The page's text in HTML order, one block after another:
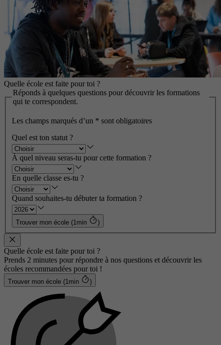
Quelle école est faite pour toi ?
Réponds à quelques questions pour découvrir les formations
qui te correspondent.
Les champs marqués d’un * sont obligatoires
Quel est ton statut ?
À quel niveau seras-tu pour cette formation ?
En quelle classe es-tu ?
Quand souhaites-tu débuter ta formation ?
Trouver mon école (1min )
Quelle école est faite pour toi ?
Prends 2 minutes pour répondre à nos questions et découvrir les
écoles recommandées pour toi !
Trouver mon école (1min )